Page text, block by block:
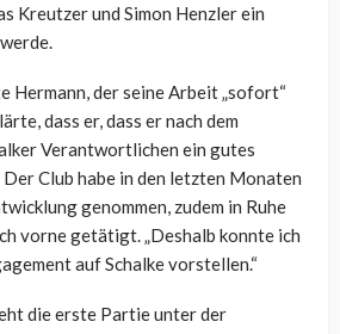
Kreutzer und Simon Henzler ein
Hermann, der seine Arbeit „sofort“
dass er, dass er nach dem
Verantwortlichen ein gutes
Club habe in den letzten Monaten
genommen, zudem in Ruhe
vorne getätigt. „Deshalb konnte ich
auf Schalke vorstellen.“
die erste Partie unter der